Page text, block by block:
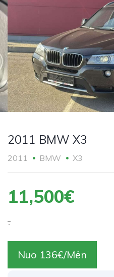
2011 BMW X3
2011 BMW X3
11,500€
.
Nuo 136€/Mėn